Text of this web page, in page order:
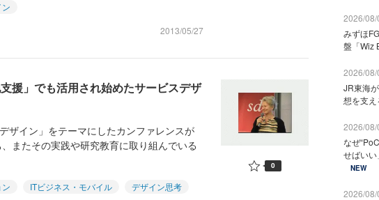
2013/05/27
援」でも活用され始めたサービスデザ
ザイン」をテーマにしたカンファレンスが
またその実践や研究教育に取り組んでいる
ITビジネス・モバイル
デザイン思考
0
2026/
みずほ
盤「Wiz
2026/
JR東海
想を支
2026/
なぜ
せばい
NEW
2026/